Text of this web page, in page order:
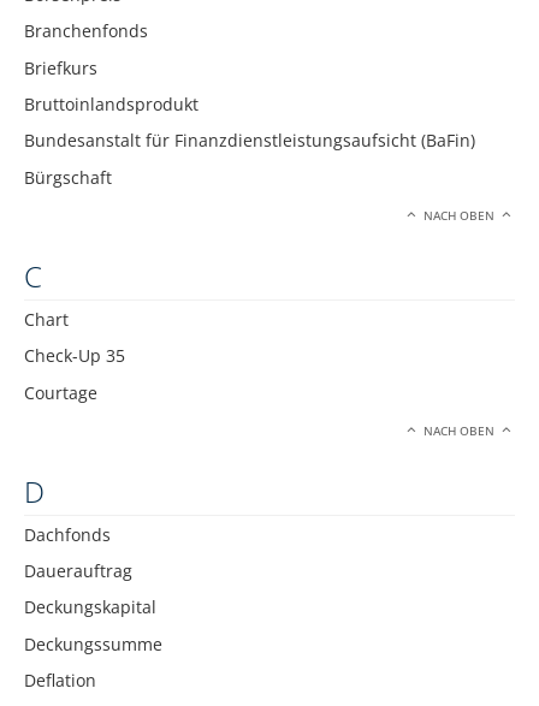
Branchenfonds
Briefkurs
Bruttoinlandsprodukt
Bundesanstalt für Finanzdienstleistungsaufsicht (BaFin)
Bürgschaft
NACH OBEN
C
Chart
Check-Up 35
Courtage
NACH OBEN
D
Dachfonds
Dauerauftrag
Deckungskapital
Deckungssumme
Deflation